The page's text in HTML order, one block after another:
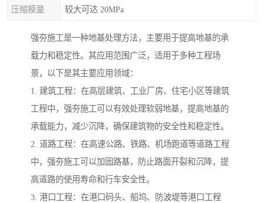
压缩模量 较大可达 20MPa
强夯施工是一种地基处理方法，主要用于提高地基的承
载力和稳定性。其应用范围广泛，适用于多种工程场
景，以下是其主要应用领域：
1. 建筑工程：在高层建筑、工业厂房、住宅小区等建筑
工程中，强夯施工可以有效处理软弱地基，提高地基的
承载能力，减少沉降，确保建筑物的安全性和稳定性。
2. 道路工程：在高速公路、铁路、机场跑道等道路工程
中，强夯施工可以加固路基，防止路面开裂和沉降，提
高道路的使用寿命和行车安全性。
3. 港口工程：在港口码头、船坞、防波堤等港口工程